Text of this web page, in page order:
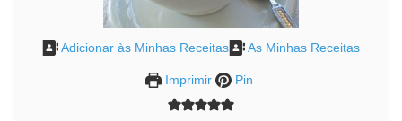
Adicionar às Minhas Receitas As Minhas Receitas
Imprimir Pin